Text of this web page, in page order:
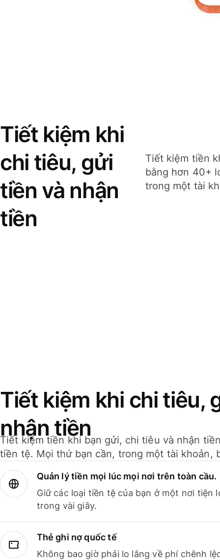
Tiết kiệm khi
chi tiêu, gửi
tiền và nhận
tiền
Tiết kiệm tiền
bằng hơn 40+
trong một tài
Tiết kiệm khi chi tiêu,
nhận tiền
Tiết kiệm tiền khi bạn gửi, chi tiêu và nhận
tiền tệ. Mọi thứ bạn cần, trong một tài khoản,
Quản lý tiền mọi lúc mọi nơi trên toàn cầu.
Giữ các loại tiền tệ của bạn ở một nơi tiện
trong vài giây.
Thẻ ghi nợ quốc tế
Không bao giờ phải lo lắng về phí chênh